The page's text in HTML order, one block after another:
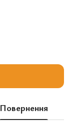
Повернення